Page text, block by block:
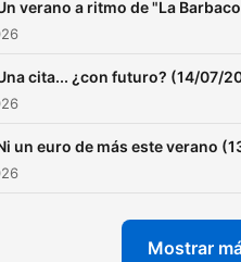
verano a ritmo de "La
cita... ¿con futuro? (14/07/
un euro de más este verano
Mostrar